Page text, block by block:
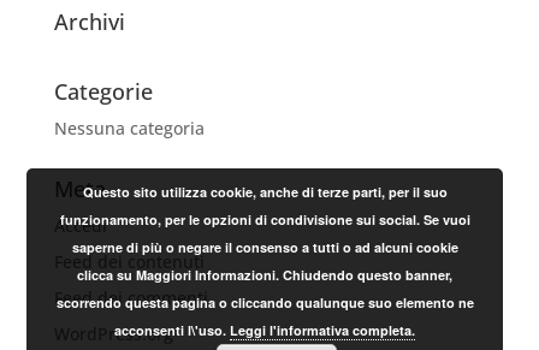
Archivi
Categorie
Nessuna categoria
Meta
Accedi
Feed dei contenuti
Feed dei commenti
WordPress.org
Questo sito utilizza cookie, anche di terze parti, per il suo
funzionamento, per le opzioni di condivisione sui social. Se vuoi
saperne di più o negare il consenso a tutti o ad alcuni cookie
clicca su Maggiori Informazioni. Chiudendo questo banner,
scorrendo questa pagina o cliccando qualunque suo elemento ne
acconsenti l\'uso.Leggi l'informativa completa.